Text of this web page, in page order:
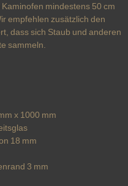
mindestens 50 cm
empfehlen zusätzlich den
dass sich Staub und anderen
sammeln.
x 1000 mm
18 mm
3 mm